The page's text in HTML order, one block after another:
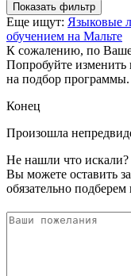
Показать фильтр
Еще ищут: Языковые
обучением на Мальте
К сожалению, по
Попробуйте изменить
на подбор программы.
Конец
Произошла
Не нашли что искали?
Вы можете оставить
обязательно